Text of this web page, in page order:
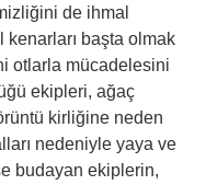
de ihmal
başta olmak
otlarla mücadelesini
ekipleri, ağaç
kirliğine neden
nedeniyle yaya ve
budayan ekiplerin,